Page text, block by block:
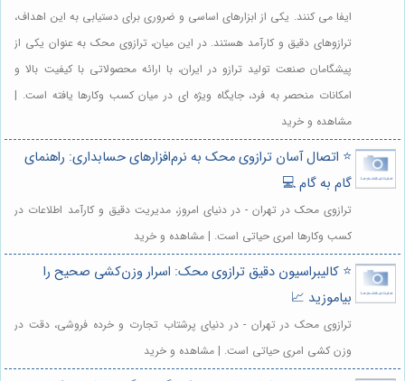
ایفا می کنند. یکی از ابزارهای اساسی و ضروری برای دستیابی به این اهداف،
ترازوهای دقیق و کارآمد هستند. در این میان، ترازوی محک به عنوان یکی از
پیشگامان صنعت تولید ترازو در ایران، با ارائه محصولاتی با کیفیت بالا و
امکانات منحصر به فرد، جایگاه ویژه ای در میان کسب وکارها یافته است. |
مشاهده و خرید
⭐️ اتصال آسان ترازوی محک به نرم‌افزارهای حسابداری: راهنمای
گام به گام 💻
ترازوی محک در تهران - در دنیای امروز، مدیریت دقیق و کارآمد اطلاعات در
کسب وکارها امری حیاتی است. | مشاهده و خرید
⭐️ کالیبراسیون دقیق ترازوی محک: اسرار وزن‌کشی صحیح را
بیاموزید 📈
ترازوی محک در تهران - در دنیای پرشتاب تجارت و خرده فروشی، دقت در
وزن کشی امری حیاتی است. | مشاهده و خرید